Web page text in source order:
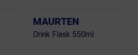
MAURTEN
Drink Flask 550ml